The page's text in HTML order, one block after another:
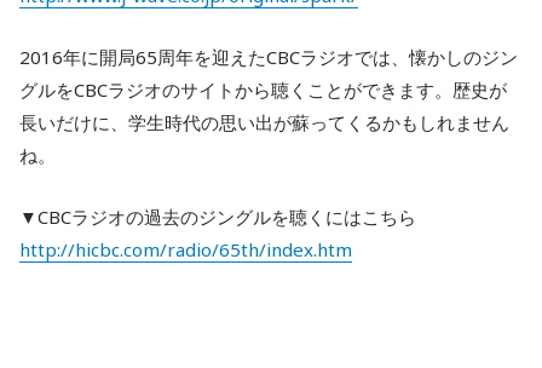
2016年に開局65周年を迎えたCBCラジオでは、懐かしのジン
グルをCBCラジオのサイトから聴くことができます。歴史が
長いだけに、学生時代の思い出が蘇ってくるかもしれません
ね。
▼CBCラジオの過去のジングルを聴くにはこちら
http://hicbc.com/radio/65th/index.htm